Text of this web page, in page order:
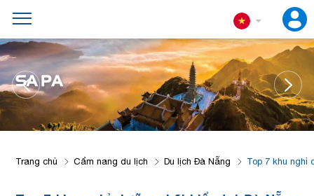
SA PA
Trang chủ Cẩm nang du lịch Du lịch Đà Nẵng Top 7 khu nghỉ